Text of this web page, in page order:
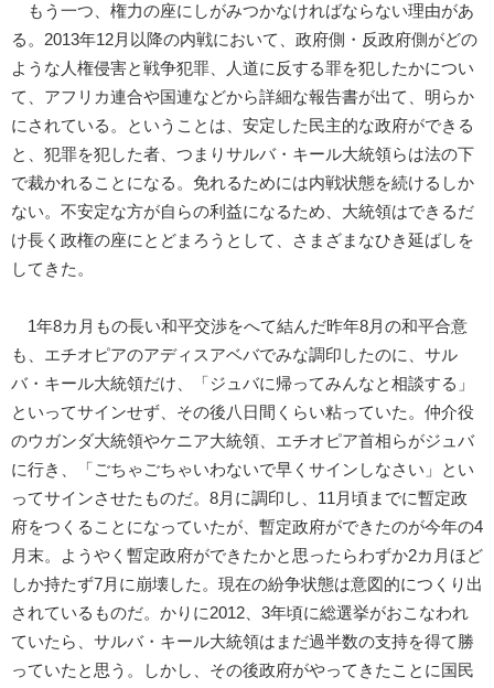
もう一つ、権力の座にしがみつかなければならない理由があ
る。2013年12月以降の内戦において、政府側・反政府側がどの
ような人権侵害と戦争犯罪、人道に反する罪を犯したかについ
て、アフリカ連合や国連などから詳細な報告書が出て、明らか
にされている。ということは、安定した民主的な政府ができる
と、犯罪を犯した者、つまりサルバ・キール大統領らは法の下
で裁かれることになる。免れるためには内戦状態を続けるしか
ない。不安定な方が自らの利益になるため、大統領はできるだ
け長く政権の座にとどまろうとして、さまざまなひき延ばしを
してきた。
1年8カ月もの長い和平交渉をへて結んだ昨年8月の和平合意
も、エチオピアのアディスアベバでみな調印したのに、サル
バ・キール大統領だけ、「ジュバに帰ってみんなと相談する」
といってサインせず、その後八日間くらい粘っていた。仲介役
のウガンダ大統領やケニア大統領、エチオピア首相らがジュバ
に行き、「ごちゃごちゃいわないで早くサインしなさい」とい
ってサインさせたものだ。8月に調印し、11月頃までに暫定政
府をつくることになっていたが、暫定政府ができたのが今年の4
月末。ようやく暫定政府ができたかと思ったらわずか2カ月ほど
しか持たず7月に崩壊した。現在の紛争状態は意図的につくり出
されているものだ。かりに2012、3年頃に総選挙がおこなわれ
ていたら、サルバ・キール大統領はまだ過半数の支持を得て勝
っていたと思う。しかし、その後政府がやってきたことに国民